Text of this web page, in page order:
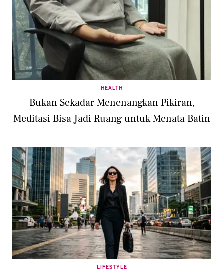
HEALTH
Bukan Sekadar Menenangkan Pikiran,
Meditasi Bisa Jadi Ruang untuk Menata Batin
LIFESTYLE